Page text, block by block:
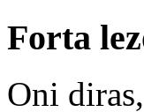
Forta
Oni